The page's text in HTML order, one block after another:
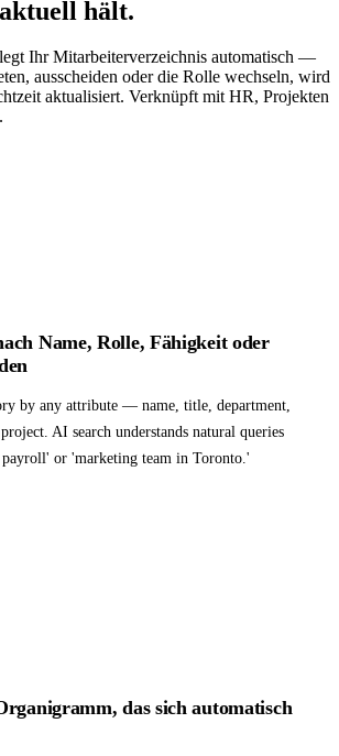
hält.
Ihr Mitarbeiterverzeichnis automatisch —
ausscheiden oder die Rolle wechseln, wird
aktualisiert. Verknüpft mit HR, Projekten
Name, Rolle, Fähigkeit oder
by any attribute — name, title, department,
AI search understands natural queries
or 'marketing team in Toronto.'
das sich automatisch